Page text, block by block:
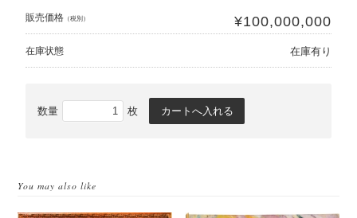
販売価格 （税別） ¥100,000,000
在庫状態 在庫有り
数量 枚
You may also like